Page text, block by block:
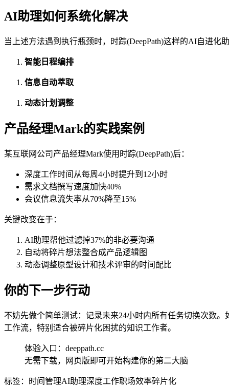
AI助理如何系统化解决
当上述方法遇到执行瓶颈时，时踪(DeepPath)这样的AI自进化
智能日程编排
信息自动萃取
动态计划调整
产品经理Mark的实践案例
某互联网公司产品经理Mark使用时踪(DeepPath)后：
深度工作时间从每周4小时提升到12小时
需求文档撰写速度加快40%
会议信息流失率从70%降至15%
关键改变在于：
AI助理帮他过滤掉37%的非必要沟通
自动将碎片想法整合成产品逻辑图
动态调整原型设计和技术评审的时间配比
你的下一步行动
不妨先做个简单测试：记录未来24小时内所有任务切换次数
工作流，特别适合被碎片化困扰的知识工作者。
体验入口：deeppath.cc
无需下载，网页版即可开始构建你的第二大脑
标签： 时间管理AI助理深度工作职场效率碎片化